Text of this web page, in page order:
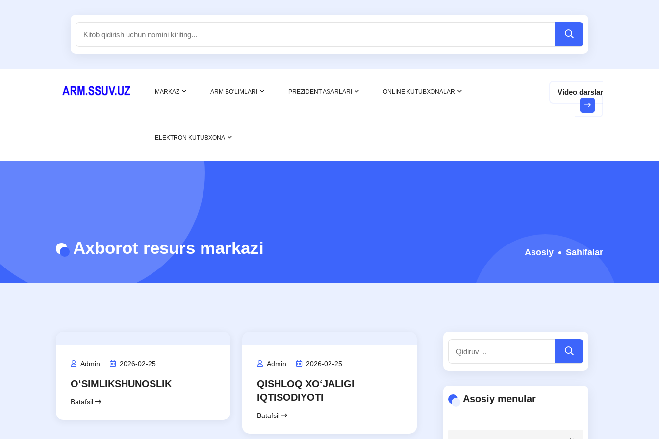
MARKAZ ARM BO'LIMLARI PREZIDENT ASARLARI ONLINE KUTUBXONALAR
ELEKTRON KUTUBXONA
Video darslar
Axborot resurs markazi Asosiy Sahifalar
Admin 2026-02-25
O‘SIMLIKSHUNOSLIK
Batafsil
Admin 2026-02-25
QISHLOQ XO‘JALIGI
IQTISODIYOTI
Batafsil
Asosiy menular